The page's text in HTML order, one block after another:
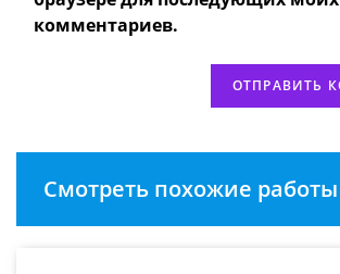
(необязательно)
комментариев.
Смотреть похожие работы